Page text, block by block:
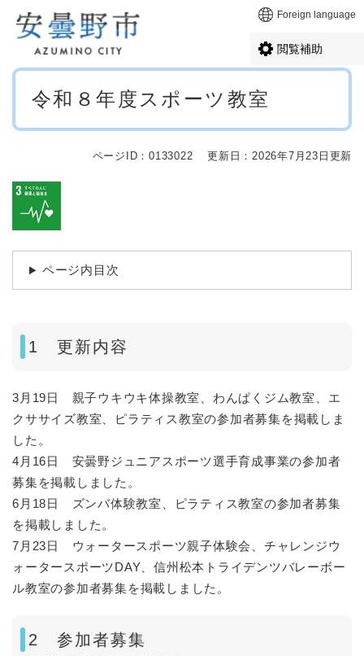
メニューを飛ばして本文へ Foreign language
閲覧補助
本
令和８年度スポーツ教室
ページID：0133022 更新日：2026年7月23日更新
ページ内目次
1 更新内容
3月19日 親子ウキウキ体操教室、わんぱくジム教室、エ
クササイズ教室、ピラティス教室の参加者募集を掲載しま
した。
4月16日 安曇野ジュニアスポーツ選手育成事業の参加者
募集を掲載しました。​
6月18日 ズンバ体験教室、ピラティス教室の参加者募集
を掲載しました。​
​7月23日 ウォータースポーツ親子体験会、チャレンジウ
ォータースポーツDAY、信州松本トライデンツバレーボー
ル教室の参加者募集を掲載しました。
2 参加者募集